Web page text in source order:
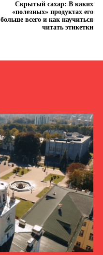
Скрытый сахар: В каких
«полезных» продуктах его
больше всего и как научиться
читать этикетки